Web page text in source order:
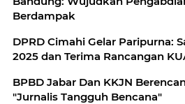
Berdampak
DPRD Cimahi Gelar Paripurna:
2025 dan Terima Rancangan
BPBD Jabar Dan KKJN Berencana
"Jurnalis Tangguh Bencana"